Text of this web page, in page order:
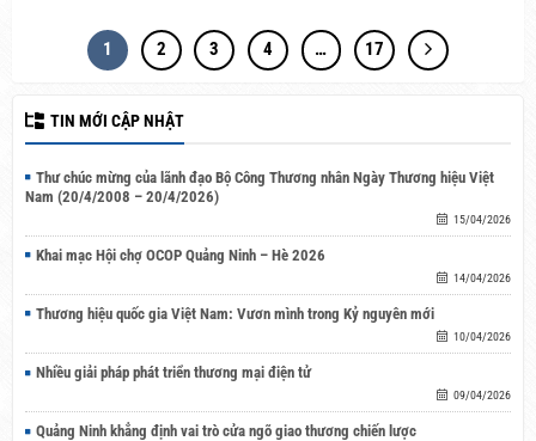
1 2 3 4 … 17
TIN MỚI CẬP NHẬT
Thư chúc mừng của lãnh đạo Bộ Công Thương nhân Ngày Thương hiệu Việt
Nam (20/4/2008 – 20/4/2026)
15/04/2026
Khai mạc Hội chợ OCOP Quảng Ninh – Hè 2026
14/04/2026
Thương hiệu quốc gia Việt Nam: Vươn mình trong Kỷ nguyên mới
10/04/2026
Nhiều giải pháp phát triển thương mại điện tử
09/04/2026
Quảng Ninh khẳng định vai trò cửa ngõ giao thương chiến lược